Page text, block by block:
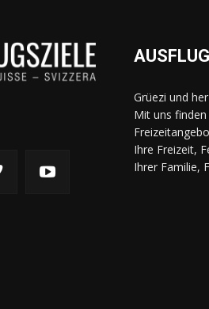
Grüezi und
Mit uns
Ihre Freizeit,
Ihrer Familie,